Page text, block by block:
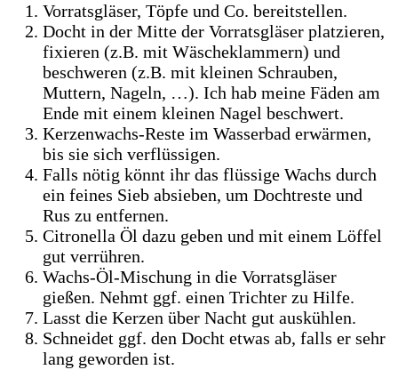
Vorratsgläser, Töpfe und Co. bereitstellen.
Docht in der Mitte der Vorratsgläser platzieren,
fixieren (z.B. mit Wäscheklammern) und
beschweren (z.B. mit kleinen Schrauben,
Muttern, Nageln, …). Ich hab meine Fäden am
Ende mit einem kleinen Nagel beschwert.
Kerzenwachs-Reste im Wasserbad erwärmen,
bis sie sich verflüssigen.
Falls nötig könnt ihr das flüssige Wachs durch
ein feines Sieb absieben, um Dochtreste und
Rus zu entfernen.
Citronella Öl dazu geben und mit einem Löffel
gut verrühren.
Wachs-Öl-Mischung in die Vorratsgläser
gießen. Nehmt ggf. einen Trichter zu Hilfe.
Lasst die Kerzen über Nacht gut auskühlen.
Schneidet ggf. den Docht etwas ab, falls er sehr
lang geworden ist.